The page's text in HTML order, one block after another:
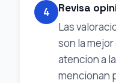
4 Revisa
Las
son la
atencion a
mencionan